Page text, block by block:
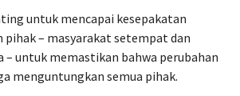
untuk mencapai kesepakatan
pihak – masyarakat setempat dan
– untuk memastikan bahwa perubahan
menguntungkan semua pihak.